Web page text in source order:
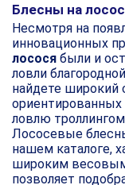
Блесны на
Несмотря на
инновационных
лосося были и
ловли
найдете широкий
ориентированных
ловлю
Лососевые
нашем каталоге,
широким
позволяет